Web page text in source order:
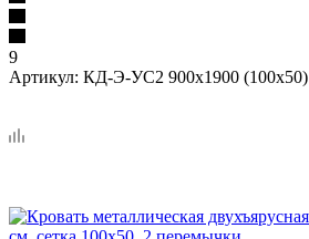
9
Артикул: КД-Э-УС2 900x1900 (100x50)